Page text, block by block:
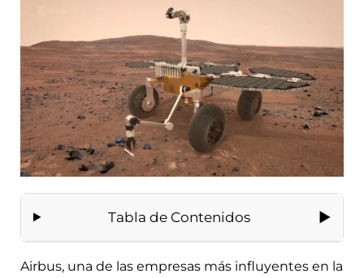
Tabla de Contenidos
Airbus, una de las empresas más influyentes en la